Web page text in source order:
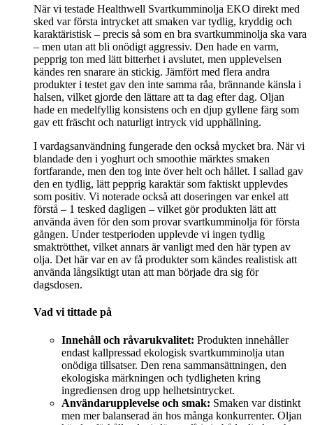
När vi testade Healthwell Svartkumminolja EKO direkt med
sked var första intrycket att smaken var tydlig, kryddig och
karaktäristisk – precis så som en bra svartkumminolja ska vara
– men utan att bli onödigt aggressiv. Den hade en varm,
pepprig ton med lätt bitterhet i avslutet, men upplevelsen
kändes ren snarare än stickig. Jämfört med flera andra
produkter i testet gav den inte samma råa, brännande känsla i
halsen, vilket gjorde den lättare att ta dag efter dag. Oljan
hade en medelfyllig konsistens och en djup gyllene färg som
gav ett fräscht och naturligt intryck vid upphällning.
I vardagsanvändning fungerade den också mycket bra. När vi
blandade den i yoghurt och smoothie märktes smaken
fortfarande, men den tog inte över helt och hållet. I sallad gav
den en tydlig, lätt pepprig karaktär som faktiskt upplevdes
som positiv. Vi noterade också att doseringen var enkel att
förstå – 1 tesked dagligen – vilket gör produkten lätt att
använda även för den som provar svartkumminolja för första
gången. Under testperioden upplevde vi ingen tydlig
smaktrötthet, vilket annars är vanligt med den här typen av
olja. Det här var en av få produkter som kändes realistisk att
använda långsiktigt utan att man började dra sig för
dagsdosen.
Vad vi tittade på
Innehåll och råvarukvalitet: Produkten innehåller
endast kallpressad ekologisk svartkumminolja utan
onödiga tillsatser. Den rena sammansättningen, den
ekologiska märkningen och tydligheten kring
ingrediensen drog upp helhetsintrycket.
Användarupplevelse och smak: Smaken var distinkt
men mer balanserad än hos många konkurrenter. Oljan